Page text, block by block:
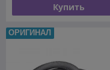
Купить
ОРИГИНАЛ